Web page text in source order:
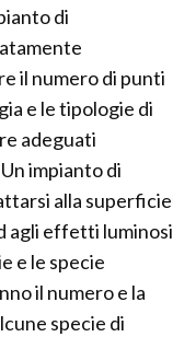
di
il numero di punti
e le tipologie di
adeguati
impianto di
alla superficie
agli effetti luminosi
e le specie
il numero e la
specie di